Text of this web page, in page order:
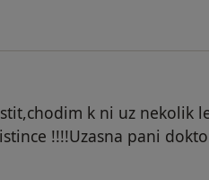
k ni uz nekolik
!!!!Uzasna pani